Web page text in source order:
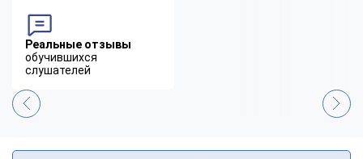
Реальные отзывы
обучившихся
слушателей